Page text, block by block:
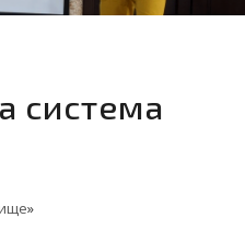
система
»